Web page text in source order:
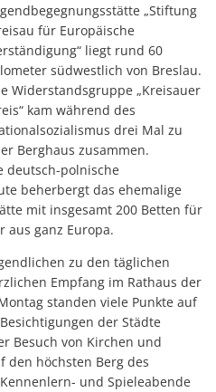
„Stiftung
für Europäische
liegt rund 60
südwestlich von Breslau.
Widerstandsgruppe „Kreisauer
kam während des
drei Mal zu
Berghaus zusammen.
deutsch-polnische
beherbergt das ehemalige
mit insgesamt 200 Betten für
aus ganz Europa.
zu den täglichen
Empfang im Rathaus der
standen viele Punkte auf
der Städte
Besuch von Kirchen und
den höchsten Berg des
und Spieleabende